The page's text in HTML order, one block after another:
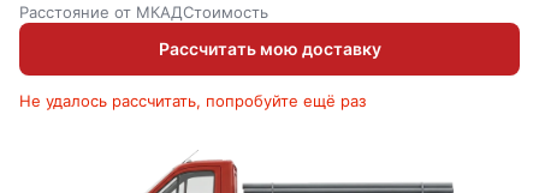
Расстояние от МКАДСтоимость
Рассчитать мою доставку
Не удалось рассчитать, попробуйте ещё раз